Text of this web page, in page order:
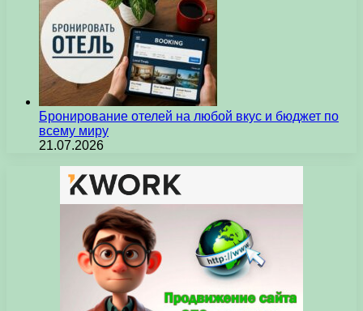
Бронирование отелей на любой вкус и бюджет по
всему миру
21.07.2026